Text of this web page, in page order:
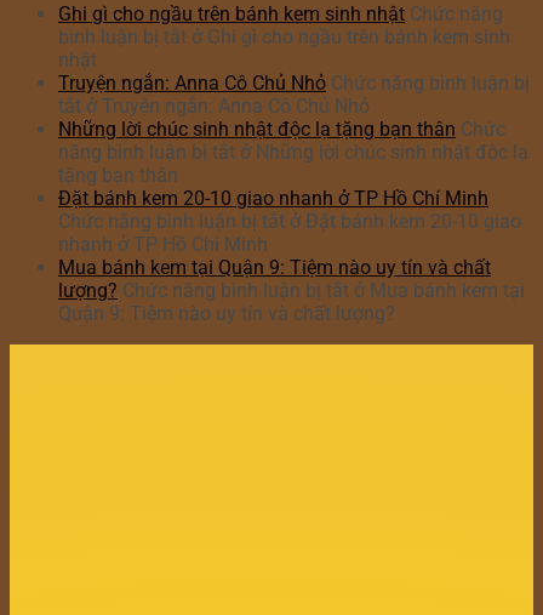
Ghi gì cho ngầu trên bánh kem sinh nhật Chức năng
bình luận bị tắt ở Ghi gì cho ngầu trên bánh kem sinh
nhật
Truyện ngắn: Anna Cô Chủ Nhỏ Chức năng bình luận bị
tắt ở Truyện ngắn: Anna Cô Chủ Nhỏ
Những lời chúc sinh nhật độc lạ tặng bạn thân Chức
năng bình luận bị tắt ở Những lời chúc sinh nhật độc lạ
tặng bạn thân
Đặt bánh kem 20-10 giao nhanh ở TP Hồ Chí Minh
Chức năng bình luận bị tắt ở Đặt bánh kem 20-10 giao
nhanh ở TP Hồ Chí Minh
Mua bánh kem tại Quận 9: Tiệm nào uy tín và chất
lượng? Chức năng bình luận bị tắt ở Mua bánh kem tại
Quận 9: Tiệm nào uy tín và chất lượng?